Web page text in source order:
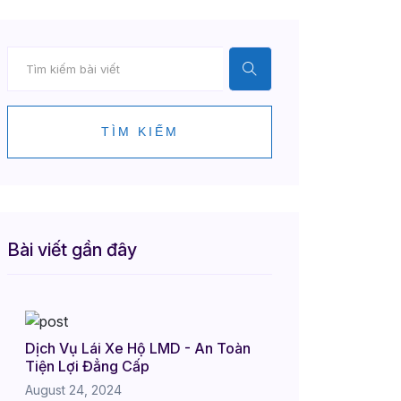
TÌM KIẾM
Bài viết gần đây
Dịch Vụ Lái Xe Hộ LMD - An Toàn
Tiện Lợi Đẳng Cấp
August 24, 2024